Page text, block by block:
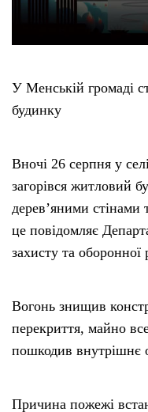
У Менській громаді
будинку
Вночі 26 серпня у
загорівся житловий
дерев’яними
це повідомляє
захисту та оборонної
Вогонь знищив
перекриття, майно
пошкодив внутрішнє
Причина пожежі